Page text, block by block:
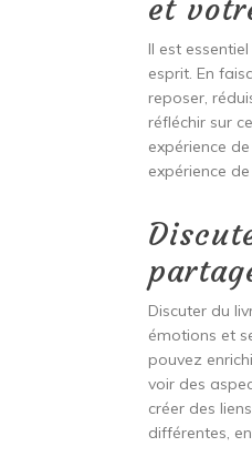
et
Il est
esprit. En
reposer,
réfléchir sur
expérience
expérience
Discuter du
émotions et
pouvez
voir des
créer des
différentes,